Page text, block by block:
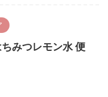
みつレモン水 便